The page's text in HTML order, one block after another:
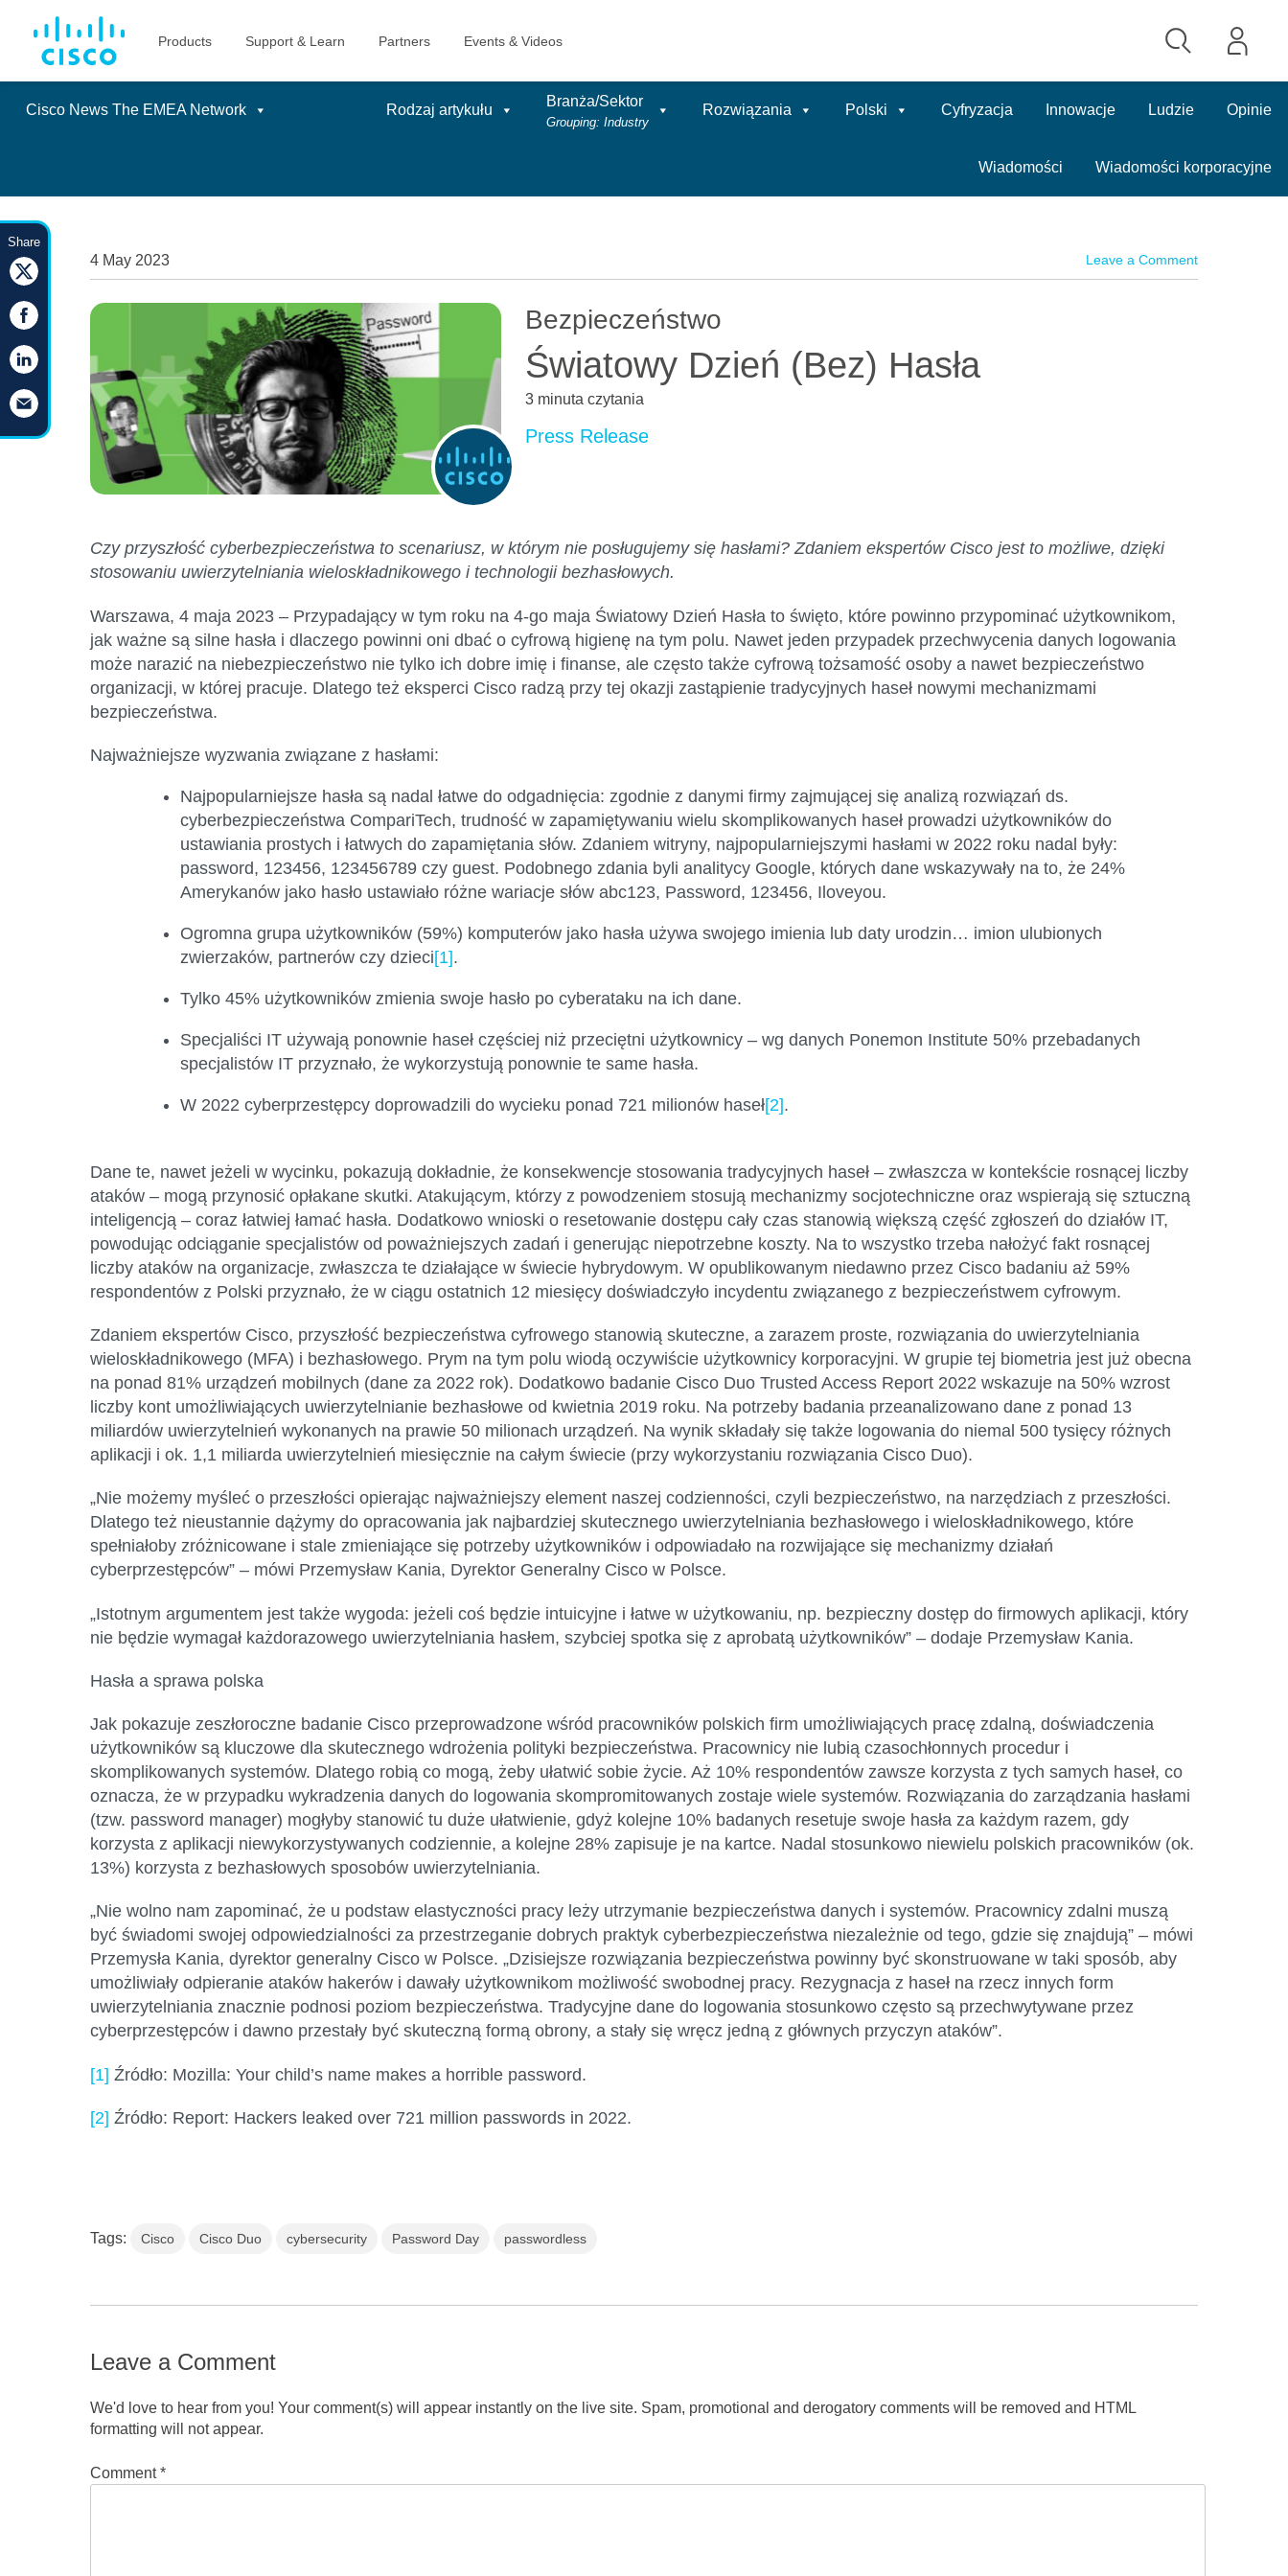
Cisco News The EMEA Network Rodzaj artykułu
Branża/Sektor
Grouping: Industry
Rozwiązania Polski Cyfryzacja Innowacje Ludzie Opinie
Wiadomości Wiadomości korporacyjne
to
content
4 May 2023 Leave a Comment
Bezpieczeństwo
Światowy Dzień (Bez) Hasła
3 minuta czytania
Press Release
Czy przyszłość cyberbezpieczeństwa to scenariusz, w którym nie posługujemy się hasłami? Zdaniem ekspertów Cisco jest to możliwe, dzięki
stosowaniu uwierzytelniania wieloskładnikowego i technologii bezhasłowych.
Warszawa, 4 maja 2023 – Przypadający w tym roku na 4-go maja Światowy Dzień Hasła to święto, które powinno przypominać użytkownikom,
jak ważne są silne hasła i dlaczego powinni oni dbać o cyfrową higienę na tym polu. Nawet jeden przypadek przechwycenia danych logowania
może narazić na niebezpieczeństwo nie tylko ich dobre imię i finanse, ale często także cyfrową tożsamość osoby a nawet bezpieczeństwo
organizacji, w której pracuje. Dlatego też eksperci Cisco radzą przy tej okazji zastąpienie tradycyjnych haseł nowymi mechanizmami
bezpieczeństwa.
Najważniejsze wyzwania związane z hasłami:
Najpopularniejsze hasła są nadal łatwe do odgadnięcia: zgodnie z danymi firmy zajmującej się analizą rozwiązań ds.
cyberbezpieczeństwa CompariTech, trudność w zapamiętywaniu wielu skomplikowanych haseł prowadzi użytkowników do
ustawiania prostych i łatwych do zapamiętania słów. Zdaniem witryny, najpopularniejszymi hasłami w 2022 roku nadal były:
password, 123456, 123456789 czy guest. Podobnego zdania byli analitycy Google, których dane wskazywały na to, że 24%
Amerykanów jako hasło ustawiało różne wariacje słów abc123, Password, 123456, Iloveyou.
Ogromna grupa użytkowników (59%) komputerów jako hasła używa swojego imienia lub daty urodzin… imion ulubionych
zwierzaków, partnerów czy dzieci[1].
Tylko 45% użytkowników zmienia swoje hasło po cyberataku na ich dane.
Specjaliści IT używają ponownie haseł częściej niż przeciętni użytkownicy – wg danych Ponemon Institute 50% przebadanych
specjalistów IT przyznało, że wykorzystują ponownie te same hasła.
W 2022 cyberprzestępcy doprowadzili do wycieku ponad 721 milionów haseł[2].
Dane te, nawet jeżeli w wycinku, pokazują dokładnie, że konsekwencje stosowania tradycyjnych haseł – zwłaszcza w kontekście rosnącej liczby
ataków – mogą przynosić opłakane skutki. Atakującym, którzy z powodzeniem stosują mechanizmy socjotechniczne oraz wspierają się sztuczną
inteligencją – coraz łatwiej łamać hasła. Dodatkowo wnioski o resetowanie dostępu cały czas stanowią większą część zgłoszeń do działów IT,
powodując odciąganie specjalistów od poważniejszych zadań i generując niepotrzebne koszty. Na to wszystko trzeba nałożyć fakt rosnącej
liczby ataków na organizacje, zwłaszcza te działające w świecie hybrydowym. W opublikowanym niedawno przez Cisco badaniu aż 59%
respondentów z Polski przyznało, że w ciągu ostatnich 12 miesięcy doświadczyło incydentu związanego z bezpieczeństwem cyfrowym.
Zdaniem ekspertów Cisco, przyszłość bezpieczeństwa cyfrowego stanowią skuteczne, a zarazem proste, rozwiązania do uwierzytelniania
wieloskładnikowego (MFA) i bezhasłowego. Prym na tym polu wiodą oczywiście użytkownicy korporacyjni. W grupie tej biometria jest już obecna
na ponad 81% urządzeń mobilnych (dane za 2022 rok). Dodatkowo badanie Cisco Duo Trusted Access Report 2022 wskazuje na 50% wzrost
liczby kont umożliwiających uwierzytelnianie bezhasłowe od kwietnia 2019 roku. Na potrzeby badania przeanalizowano dane z ponad 13
miliardów uwierzytelnień wykonanych na prawie 50 milionach urządzeń. Na wynik składały się także logowania do niemal 500 tysięcy różnych
aplikacji i ok. 1,1 miliarda uwierzytelnień miesięcznie na całym świecie (przy wykorzystaniu rozwiązania Cisco Duo).
„Nie możemy myśleć o przeszłości opierając najważniejszy element naszej codzienności, czyli bezpieczeństwo, na narzędziach z przeszłości.
Dlatego też nieustannie dążymy do opracowania jak najbardziej skutecznego uwierzytelniania bezhasłowego i wieloskładnikowego, które
spełniałoby zróżnicowane i stale zmieniające się potrzeby użytkowników i odpowiadało na rozwijające się mechanizmy działań
cyberprzestępców” – mówi Przemysław Kania, Dyrektor Generalny Cisco w Polsce.
„Istotnym argumentem jest także wygoda: jeżeli coś będzie intuicyjne i łatwe w użytkowaniu, np. bezpieczny dostęp do firmowych aplikacji, który
nie będzie wymagał każdorazowego uwierzytelniania hasłem, szybciej spotka się z aprobatą użytkowników” – dodaje Przemysław Kania.
Hasła a sprawa polska
Jak pokazuje zeszłoroczne badanie Cisco przeprowadzone wśród pracowników polskich firm umożliwiających pracę zdalną, doświadczenia
użytkowników są kluczowe dla skutecznego wdrożenia polityki bezpieczeństwa. Pracownicy nie lubią czasochłonnych procedur i
skomplikowanych systemów. Dlatego robią co mogą, żeby ułatwić sobie życie. Aż 10% respondentów zawsze korzysta z tych samych haseł, co
oznacza, że w przypadku wykradzenia danych do logowania skompromitowanych zostaje wiele systemów. Rozwiązania do zarządzania hasłami
(tzw. password manager) mogłyby stanowić tu duże ułatwienie, gdyż kolejne 10% badanych resetuje swoje hasła za każdym razem, gdy
korzysta z aplikacji niewykorzystywanych codziennie, a kolejne 28% zapisuje je na kartce. Nadal stosunkowo niewielu polskich pracowników (ok.
13%) korzysta z bezhasłowych sposobów uwierzytelniania.
„Nie wolno nam zapominać, że u podstaw elastyczności pracy leży utrzymanie bezpieczeństwa danych i systemów. Pracownicy zdalni muszą
być świadomi swojej odpowiedzialności za przestrzeganie dobrych praktyk cyberbezpieczeństwa niezależnie od tego, gdzie się znajdują” – mówi
Przemysła Kania, dyrektor generalny Cisco w Polsce. „Dzisiejsze rozwiązania bezpieczeństwa powinny być skonstruowane w taki sposób, aby
umożliwiały odpieranie ataków hakerów i dawały użytkownikom możliwość swobodnej pracy. Rezygnacja z haseł na rzecz innych form
uwierzytelniania znacznie podnosi poziom bezpieczeństwa. Tradycyjne dane do logowania stosunkowo często są przechwytywane przez
cyberprzestępców i dawno przestały być skuteczną formą obrony, a stały się wręcz jedną z głównych przyczyn ataków”.
[1] Źródło: Mozilla: Your child’s name makes a horrible password.
[2] Źródło: Report: Hackers leaked over 721 million passwords in 2022.
Share
Tags: Cisco Cisco Duo cybersecurity Password Day passwordless
Leave a Comment
We'd love to hear from you! Your comment(s) will appear instantly on the live site. Spam, promotional and derogatory comments will be removed and HTML
formatting will not appear.
Comment*